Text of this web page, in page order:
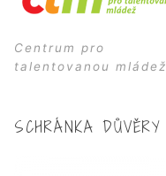
Centrum pro
talentovanou mládež
SCHRÁNKA DŮVĚRY